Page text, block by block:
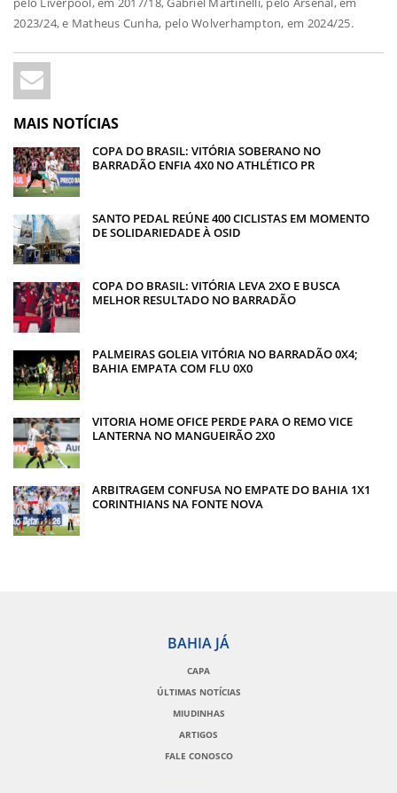
2023/24, e Matheus Cunha, pelo Wolverhampton, em 2024/25.
MAIS NOTÍCIAS
COPA DO BRASIL: VITÓRIA SOBERANO NO
BARRADÃO ENFIA 4X0 NO ATHLÉTICO PR
SANTO PEDAL REÚNE 400 CICLISTAS EM MOMENTO
DE SOLIDARIEDADE À OSID
COPA DO BRASIL: VITÓRIA LEVA 2XO E BUSCA
MELHOR RESULTADO NO BARRADÃO
PALMEIRAS GOLEIA VITÓRIA NO BARRADÃO 0X4;
BAHIA EMPATA COM FLU 0X0
VITORIA HOME OFICE PERDE PARA O REMO VICE
LANTERNA NO MANGUEIRÃO 2X0
ARBITRAGEM CONFUSA NO EMPATE DO BAHIA 1X1
CORINTHIANS NA FONTE NOVA
BAHIA JÁ
CAPA
ÚLTIMAS NOTÍCIAS
MIUDINHAS
ARTIGOS
FALE CONOSCO